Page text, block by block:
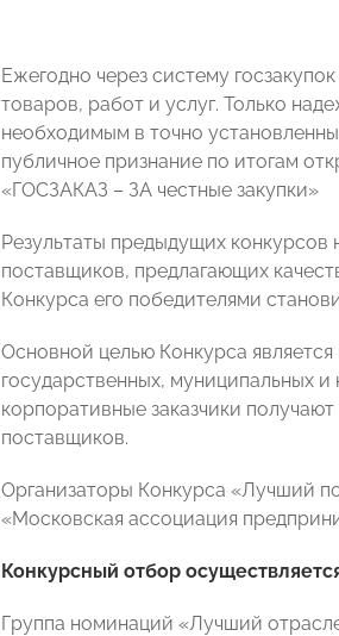
Ежегодно через систему
товаров, работ и услуг. Только
необходимым в точно
публичное признание по итогам
«ГОСЗАКАЗ – ЗА честные закупки»
Результаты предыдущих
поставщиков, предлагающих
Конкурса его победителями
Основной целью Конкурса
государственных, муниципальных
корпоративные заказчики
поставщиков.
Организаторы Конкурса «Лучший
«Московская ассоциация
Конкурсный отбор
Группа номинаций «Лучший